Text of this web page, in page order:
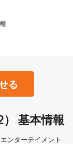
る
基本情報
ンターテイメント